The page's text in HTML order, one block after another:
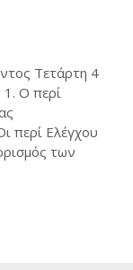
Τετάρτη 4
Ο περί
περί Ελέγχου
των